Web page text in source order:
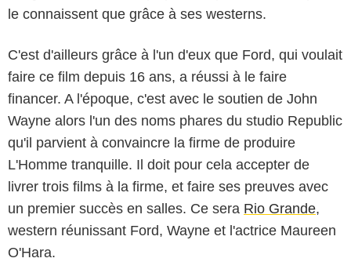
le connaissent que grâce à ses westerns.
C'est d'ailleurs grâce à l'un d'eux que Ford, qui voulait
faire ce film depuis 16 ans, a réussi à le faire
financer. A l'époque, c'est avec le soutien de John
Wayne alors l'un des noms phares du studio Republic
qu'il parvient à convaincre la firme de produire
L'Homme tranquille. Il doit pour cela accepter de
livrer trois films à la firme, et faire ses preuves avec
un premier succès en salles. Ce sera Rio Grande,
western réunissant Ford, Wayne et l'actrice Maureen
O'Hara.
Republic Pictures